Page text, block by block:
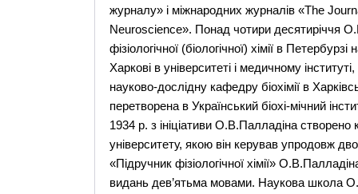
журналу» і міжнародних журналів «The
Neuroscience». Понад чотири десятиріччя
фізіологічної (біологічної) хімії в
Харкові в університеті і медичному
науково-дослідну кафедру біохімії в
перетворена в Український біохі-мічний
1934 р. з ініціативи О.В.Палладіна створено
університету, якою він керував упродовж
«Підручник фізіологічної хімії»
видань дев’ятьма мовами. Наукова школа